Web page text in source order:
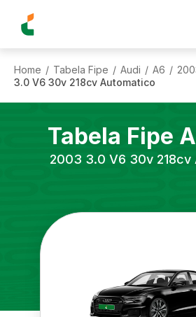
Home / Tabela Fipe / Audi / A6 /
3.0 V6 30v 218cv Automatico
Tabela Fipe
2003 3.0 V6 30v 218cv